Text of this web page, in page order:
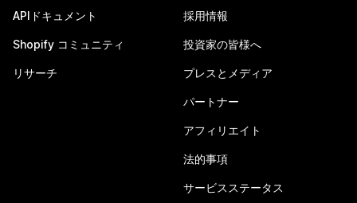
APIドキュメント
Shopify コミュニティ
リサーチ
採用情報
投資家の皆様へ
プレスとメディア
パートナー
アフィリエイト
法的事項
サービスステータス